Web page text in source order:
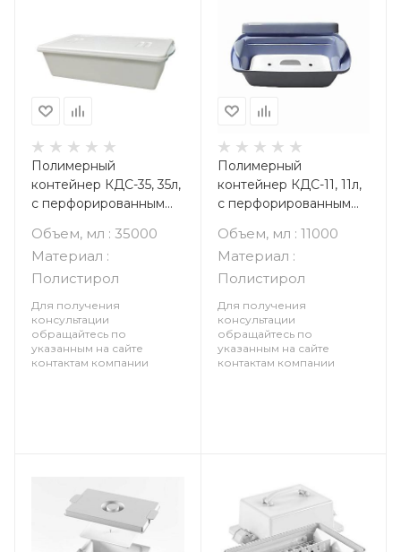
Полимерный
контейнер КДС-35, 35л,
с перфорированным
без слива
Объем, мл : 35000
Материал :
Полистирол
Для получения
консультации
обращайтесь по
указанным на сайте
контактам компании
Полимерный
контейнер КДС-11, 11л,
с перфорированным
Объем, мл : 11000
Материал :
Полистирол
Для получения
консультации
обращайтесь по
указанным на сайте
контактам компании